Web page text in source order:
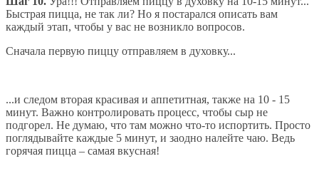
Быстрая пицца, не так ли? Но я постарался описать вам
каждый этап, чтобы у вас не возникло вопросов.
Сначала первую пиццу отправляем в духовку...
...и следом вторая красивая и аппетитная, также на 10 - 15
минут. Важно контролировать процесс, чтобы сыр не
подгорел. Не думаю, что там можно что-то испортить. Просто
поглядывайте каждые 5 минут, и заодно налейте чаю. Ведь
горячая пицца – самая вкусная!